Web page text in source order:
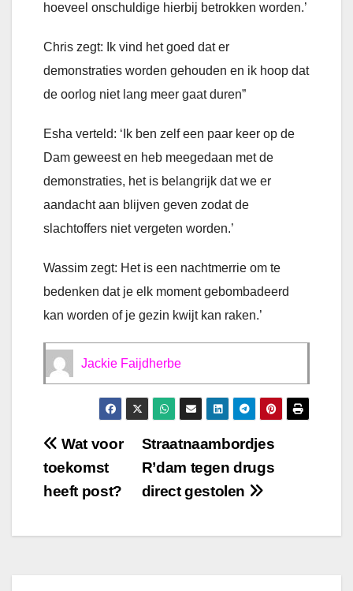
hoeveel onschuldige hierbij betrokken worden.’
Chris zegt: Ik vind het goed dat er
demonstraties worden gehouden en ik hoop dat
de oorlog niet lang meer gaat duren”
Esha verteld: ‘Ik ben zelf een paar keer op de
Dam geweest en heb meegedaan met de
demonstraties, het is belangrijk dat we er
aandacht aan blijven geven zodat de
slachtoffers niet vergeten worden.’
Wassim zegt: Het is een nachtmerrie om te
bedenken dat je elk moment gebombadeerd
kan worden of je gezin kwijt kan raken.’
Jackie Faijdherbe
Bericht
navigatie
Straatnaambordjes
R’dam tegen drugs
direct gestolen
Wat voor
toekomst
heeft post?